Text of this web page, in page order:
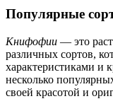
Популярные
Книфофии — это
различных сортов,
характеристиками
несколько
своей красотой и